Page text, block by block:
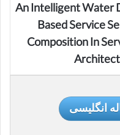
An Intelligent Water
Based Service
Composition In
انگلیسی